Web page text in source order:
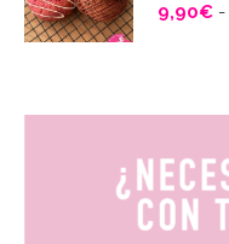
3,50€
hasta
9,90€ -
Rango